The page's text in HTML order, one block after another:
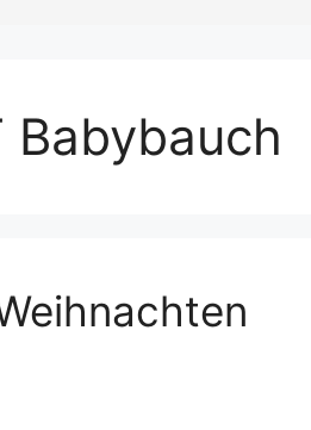
Babybauch